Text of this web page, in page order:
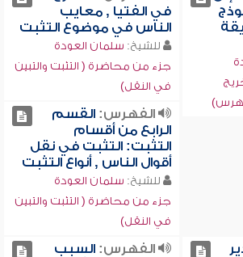
في الفتيا , معايب
الناس في موضوع التثبت
للشيخ: سلمان العودة
جزء من محاضرة ( التثبت والتبين
في النقل)
الفهرس:القسم
الرابع من أقسام
التثبت: التثبت في نقل
أقوال الناس , أنواع التثبت
للشيخ: سلمان العودة
جزء من محاضرة ( التثبت والتبين
في النقل)
الفهرس:السبب